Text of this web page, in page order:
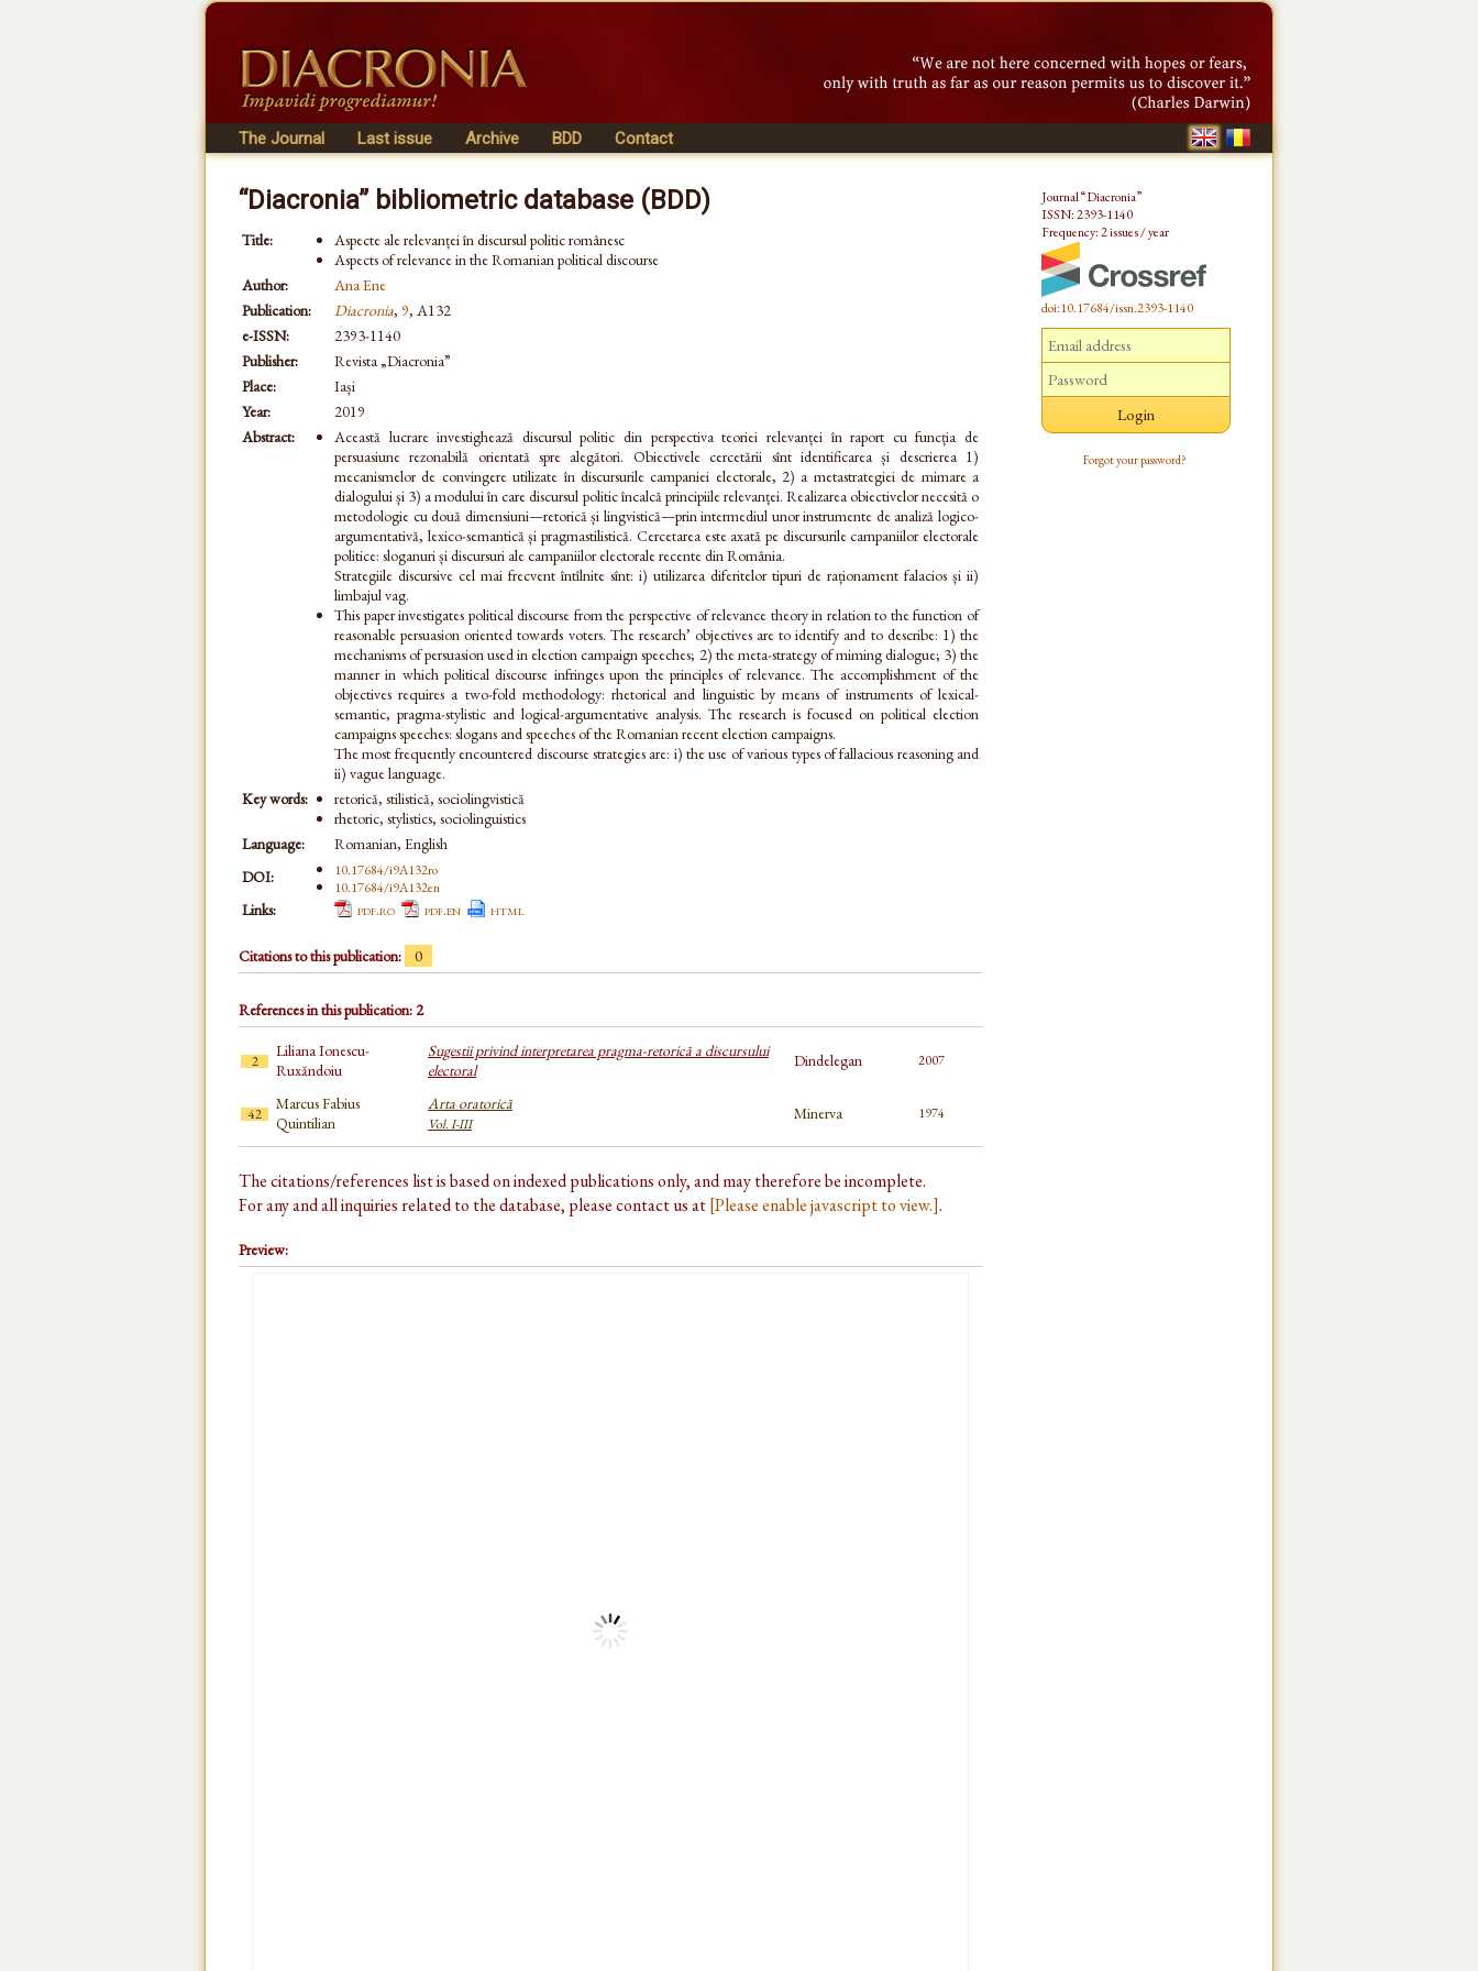
The Journal Last issue Archive BDD Contact
“Diacronia” bibliometric database (BDD)
Title:
Aspecte ale relevanței în discursul politic românesc
Aspects of relevance in the Romanian political discourse
Author:
Ana Ene
Publication:
Diacronia, 9, A132
e-ISSN:
2393-1140
Publisher:
Revista „Diacronia”
Place:
Iași
Year:
2019
Abstract:
Această lucrare investighează discursul politic din perspectiva teoriei relevanței în raport cu funcția de
persuasiune rezonabilă orientată spre alegători. Obiectivele cercetării sînt identificarea și descrierea 1)
mecanismelor de convingere utilizate în discursurile campaniei electorale, 2) a metastrategiei de mimare a
dialogului și 3) a modului în care discursul politic încalcă principiile relevanței. Realizarea obiectivelor necesită o
metodologie cu două dimensiuni—retorică și lingvistică—prin intermediul unor instrumente de analiză logico-
argumentativă, lexico-semantică și pragmastilistică. Cercetarea este axată pe discursurile campaniilor electorale
politice: sloganuri și discursuri ale campaniilor electorale recente din România.
Strategiile discursive cel mai frecvent întîlnite sînt: i) utilizarea diferitelor tipuri de raționament falacios și ii)
limbajul vag.
This paper investigates political discourse from the perspective of relevance theory in relation to the function of
reasonable persuasion oriented towards voters. The research’ objectives are to identify and to describe: 1) the
mechanisms of persuasion used in election campaign speeches; 2) the meta-strategy of miming dialogue; 3) the
manner in which political discourse infringes upon the principles of relevance. The accomplishment of the
objectives requires a two-fold methodology: rhetorical and linguistic by means of instruments of lexical-
semantic, pragma-stylistic and logical-argumentative analysis. The research is focused on political election
campaigns speeches: slogans and speeches of the Romanian recent election campaigns.
The most frequently encountered discourse strategies are: i) the use of various types of fallacious reasoning and
ii) vague language.
Key words:
retorică, stilistică, sociolingvistică
rhetoric, stylistics, sociolinguistics
Language:
Romanian, English
DOI:
10.17684/i9A132ro
10.17684/i9A132en
Links: pdf.ro pdf.en html
Citations to this publication: 0
References in this publication: 2
2
Liliana Ionescu-
Ruxăndoiu
Sugestii privind interpretarea pragma-retorică a discursului
electoral
Dindelegan 2007
42
Marcus Fabius
Quintilian
Arta oratorică
Vol. I-III
Minerva 1974
The citations/references list is based on indexed publications only, and may therefore be incomplete.
For any and all inquiries related to the database, please contact us at[Please enable javascript to view.].
Preview:
Journal “Diacronia”
ISSN: 2393-1140
Frequency: 2 issues / year
doi:10.17684/issn.2393-1140
Forgot your password?